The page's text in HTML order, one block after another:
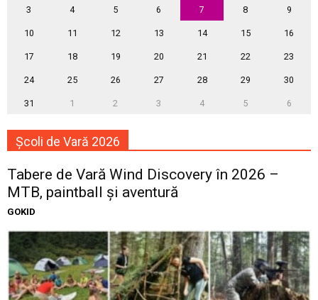
3 4 5 6 7 8 9
10 11 12 13 14 15 16
17 18 19 20 21 22 23
24 25 26 27 28 29 30
31 1 2 3 4 5 6
Școli de Vară 2026
Tabere de Vară Wind Discovery în 2026 –
MTB, paintball și aventură
GOKID